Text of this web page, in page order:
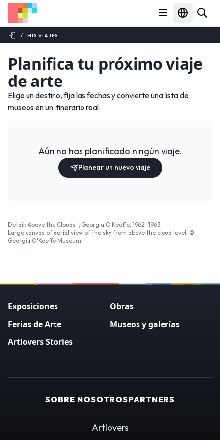
/ MIS VIAJES
Planifica tu próximo viaje
de arte
Elige un destino, fija las fechas y convierte una lista de
museos en un itinerario real.
Aún no has planificado ningún viaje.
Planear un nuevo viaje
Detail: Above the Clouds I, Georgia O'Keeffe, 1962–1963
Large canvas of aerial view of the sky from above the cloud level. ©
Georgia O'Keeffe Museum.
Exposiciones
Obras
Ferias de Arte
Museos y galerías
Artlovers Stories
SOBRE NOSOTROSPARTNERS
Artlovers